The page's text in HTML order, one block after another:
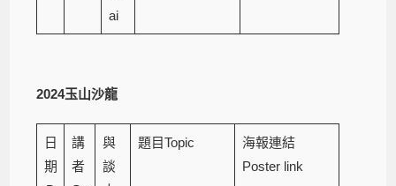
ai
2024玉山沙龍
日
期
講
者
與
談
題目Topic
海報連結
Poster link